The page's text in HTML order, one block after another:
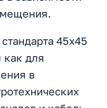
45х45
как для
в